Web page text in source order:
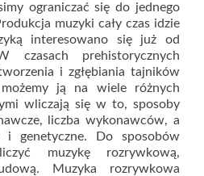
ograniczać się do jednego
muzyki cały czas idzie
interesowano się już od
czasach prehistorycznych
i zgłębiania tajników
ją na wiele różnych
wliczają się w to, sposoby
liczba wykonawców, a
i genetyczne. Do sposobów
muzykę rozrywkową,
Muzyka rozrywkowa